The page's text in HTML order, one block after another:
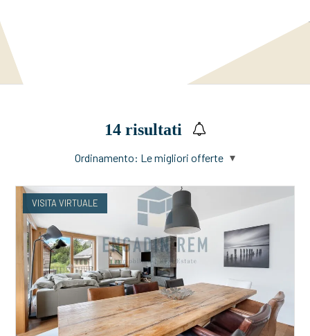
14risultati
Ordinamento: Le migliori offerte
VISITA VIRTUALE